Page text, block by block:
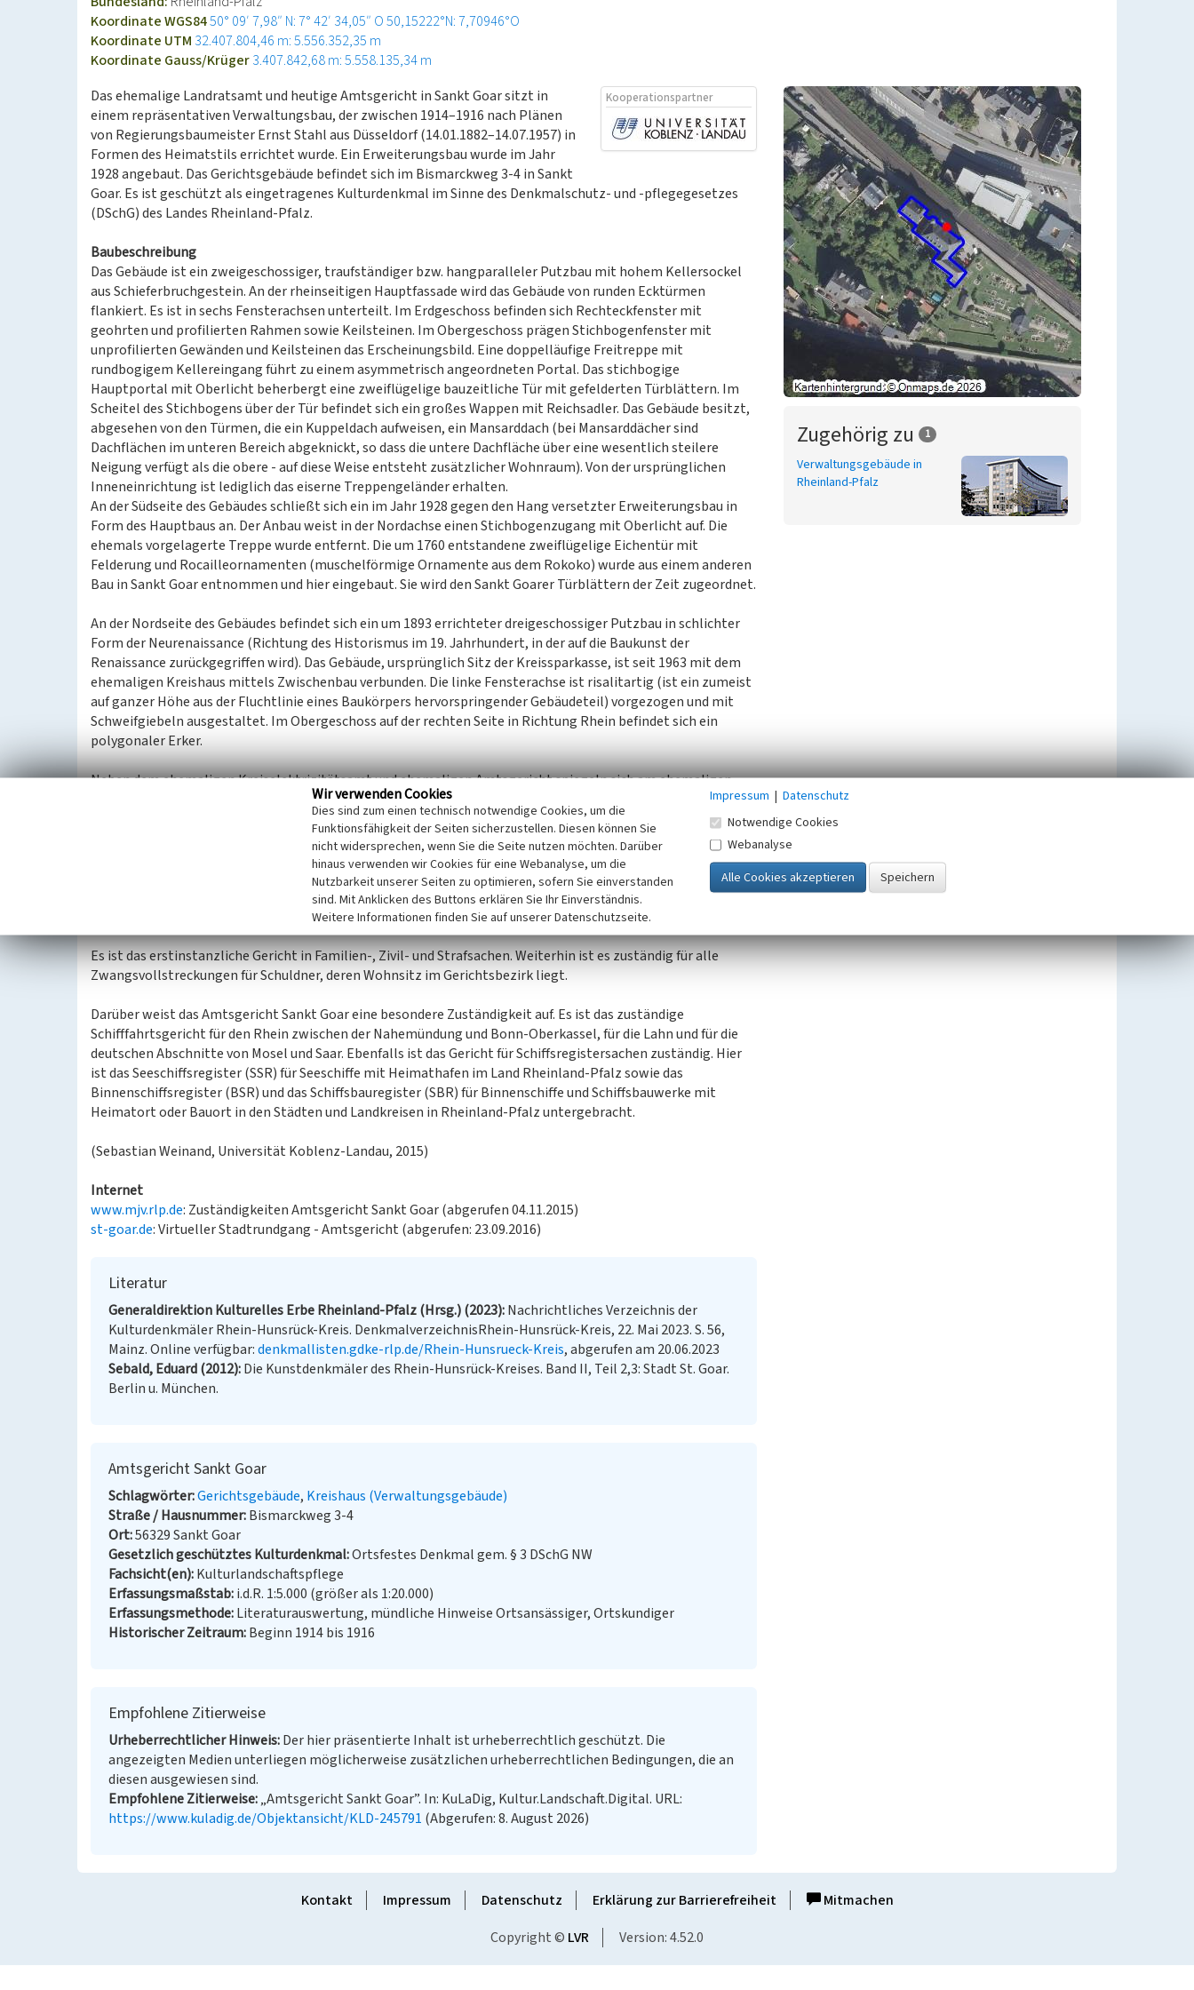
Koordinate WGS8450° 09′ 7,98″ N: 7° 42′ 34,05″ O50,15222°N: 7,70946°O
Koordinate UTM 32.407.804,46 m: 5.556.352,35 m
Koordinate Gauss/Krüger3.407.842,68 m: 5.558.135,34 m
Kooperationspartner
Das ehemalige Landratsamt und heutige Amtsgericht in Sankt Goar sitzt in
einem repräsentativen Verwaltungsbau, der zwischen 1914–1916 nach Plänen
von Regierungsbaumeister Ernst Stahl aus Düsseldorf (14.01.1882–14.07.1957) in
Formen des Heimatstils errichtet wurde. Ein Erweiterungsbau wurde im Jahr
1928 angebaut. Das Gerichtsgebäude befindet sich im Bismarckweg 3-4 in Sankt
Goar. Es ist geschützt als eingetragenes Kulturdenkmal im Sinne des Denkmalschutz- und -pflegegesetzes
(DSchG) des Landes Rheinland-Pfalz.
Baubeschreibung
Das Gebäude ist ein zweigeschossiger, traufständiger bzw. hangparalleler Putzbau mit hohem Kellersockel
aus Schieferbruchgestein. An der rheinseitigen Hauptfassade wird das Gebäude von runden Ecktürmen
flankiert. Es ist in sechs Fensterachsen unterteilt. Im Erdgeschoss befinden sich Rechteckfenster mit
geohrten und profilierten Rahmen sowie Keilsteinen. Im Obergeschoss prägen Stichbogenfenster mit
unprofilierten Gewänden und Keilsteinen das Erscheinungsbild. Eine doppelläufige Freitreppe mit
rundbogigem Kellereingang führt zu einem asymmetrisch angeordneten Portal. Das stichbogige
Hauptportal mit Oberlicht beherbergt eine zweiflügelige bauzeitliche Tür mit gefelderten Türblättern. Im
Scheitel des Stichbogens über der Tür befindet sich ein großes Wappen mit Reichsadler. Das Gebäude besitzt,
abgesehen von den Türmen, die ein Kuppeldach aufweisen, ein Mansarddach (bei Mansarddächer sind
Dachflächen im unteren Bereich abgeknickt, so dass die untere Dachfläche über eine wesentlich steilere
Neigung verfügt als die obere - auf diese Weise entsteht zusätzlicher Wohnraum). Von der ursprünglichen
Inneneinrichtung ist lediglich das eiserne Treppengeländer erhalten.
An der Südseite des Gebäudes schließt sich ein im Jahr 1928 gegen den Hang versetzter Erweiterungsbau in
Form des Hauptbaus an. Der Anbau weist in der Nordachse einen Stichbogenzugang mit Oberlicht auf. Die
ehemals vorgelagerte Treppe wurde entfernt. Die um 1760 entstandene zweiflügelige Eichentür mit
Felderung und Rocailleornamenten (muschelförmige Ornamente aus dem Rokoko) wurde aus einem anderen
Bau in Sankt Goar entnommen und hier eingebaut. Sie wird den Sankt Goarer Türblättern der Zeit zugeordnet.
An der Nordseite des Gebäudes befindet sich ein um 1893 errichteter dreigeschossiger Putzbau in schlichter
Form der Neurenaissance (Richtung des Historismus im 19. Jahrhundert, in der auf die Baukunst der
Renaissance zurückgegriffen wird). Das Gebäude, ursprünglich Sitz der Kreissparkasse, ist seit 1963 mit dem
ehemaligen Kreishaus mittels Zwischenbau verbunden. Die linke Fensterachse ist risalitartig (ist ein zumeist
auf ganzer Höhe aus der Fluchtlinie eines Baukörpers hervorspringender Gebäudeteil) vorgezogen und mit
Schweifgiebeln ausgestaltet. Im Obergeschoss auf der rechten Seite in Richtung Rhein befindet sich ein
polygonaler Erker.
Neben dem ehemaligen Kreiselektrizitätsamt und ehemaligen Amtsgericht spiegeln sich am ehemaligen
Landratsamt und am ersten Gebäude der Kreissparkasse Funktion und Status der Kreisstadt Sankt Goar wider.
Der repräsentative Standort oberhalb der katholischen Kirche zeigt die Bedeutung des Gebäudes.
Sankt Goar ist heute Sitz des Amtsgerichtes, der Amtsgerichtsbezirk umfasst die Stadt Boppard sowie die
Verbandsgemeinden Emmelshausen, Loreley (ohne die Stadt Braubach, die Ortsgemeinden Dachsenhausen,
Filsen, Kamp-Bornhofen und Osterspai) und Sankt Goar-Oberwesel.
Es ist das erstinstanzliche Gericht in Familien-, Zivil- und Strafsachen. Weiterhin ist es zuständig für alle
Zwangsvollstreckungen für Schuldner, deren Wohnsitz im Gerichtsbezirk liegt.
Darüber weist das Amtsgericht Sankt Goar eine besondere Zuständigkeit auf. Es ist das zuständige
Schifffahrtsgericht für den Rhein zwischen der Nahemündung und Bonn-Oberkassel, für die Lahn und für die
deutschen Abschnitte von Mosel und Saar. Ebenfalls ist das Gericht für Schiffsregistersachen zuständig. Hier
ist das Seeschiffsregister (SSR) für Seeschiffe mit Heimathafen im Land Rheinland-Pfalz sowie das
Binnenschiffsregister (BSR) und das Schiffsbauregister (SBR) für Binnenschiffe und Schiffsbauwerke mit
Heimatort oder Bauort in den Städten und Landkreisen in Rheinland-Pfalz untergebracht.
(Sebastian Weinand, Universität Koblenz-Landau, 2015)
Internet
www.mjv.rlp.de: Zuständigkeiten Amtsgericht Sankt Goar (abgerufen 04.11.2015)
st-goar.de: Virtueller Stadtrundgang - Amtsgericht (abgerufen: 23.09.2016)
Literatur
Generaldirektion Kulturelles Erbe Rheinland-Pfalz (Hrsg.) (2023) Nachrichtliches Verzeichnis der
Kulturdenkmäler Rhein-Hunsrück-Kreis. DenkmalverzeichnisRhein-Hunsrück-Kreis, 22. Mai 2023. S. 56,
Mainz. Online verfügbar:denkmallisten.gdke-rlp.de/Rhein-Hunsrueck-Kreis, abgerufen am 20.06.2023
Sebald, Eduard (2012) Die Kunstdenkmäler des Rhein-Hunsrück-Kreises. Band II, Teil 2,3: Stadt St. Goar.
Berlin u. München.
Amtsgericht Sankt Goar
Schlagwörter Gerichtsgebäude Kreishaus (Verwaltungsgebäude)
Straße / Hausnummer Bismarckweg 3-4
Ort 56329 Sankt Goar
Gesetzlich geschütztes Kulturdenkmal Ortsfestes Denkmal gem. § 3 DSchG NW
Fachsicht(en) Kulturlandschaftspflege
Erfassungsmaßstab i.d.R. 1:5.000 (größer als 1:20.000)
Erfassungsmethode Literaturauswertung, mündliche Hinweise Ortsansässiger, Ortskundiger
Historischer Zeitraum Beginn 1914 bis 1916
Empfohlene Zitierweise
Urheberrechtlicher Hinweis Der hier präsentierte Inhalt ist urheberrechtlich geschützt. Die
angezeigten Medien unterliegen möglicherweise zusätzlichen urheberrechtlichen Bedingungen, die an
diesen ausgewiesen sind.
Empfohlene Zitierweise „Amtsgericht Sankt Goar”. In: KuLaDig, Kultur.Landschaft.Digital. URL:
https://www.kuladig.de/Objektansicht/KLD-245791 (Abgerufen: 8. August 2026)
Zugehörig zu 1
Verwaltungsgebäude in
Rheinland-Pfalz
Kontakt Impressum Datenschutz Erklärung zur Barrierefreiheit
Mitmachen
Copyright © LVR Version: 4.52.0
Wir verwenden Cookies
Dies sind zum einen technisch notwendige Cookies, um die
Funktionsfähigkeit der Seiten sicherzustellen. Diesen können Sie
nicht widersprechen, wenn Sie die Seite nutzen möchten. Darüber
hinaus verwenden wir Cookies für eine Webanalyse, um die
Nutzbarkeit unserer Seiten zu optimieren, sofern Sie einverstanden
sind. Mit Anklicken des Buttons erklären Sie Ihr Einverständnis.
Weitere Informationen finden Sie auf unserer Datenschutzseite.
Impressum | Datenschutz
Notwendige Cookies
Webanalyse